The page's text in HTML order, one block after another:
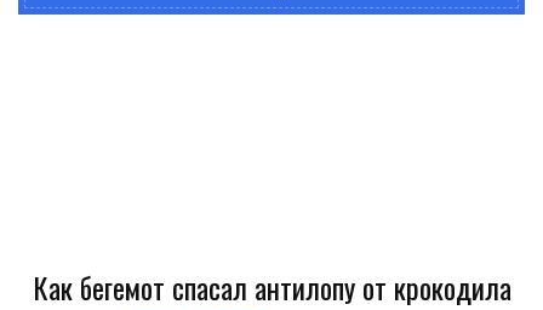
Как бегемот спасал антилопу от крокодила